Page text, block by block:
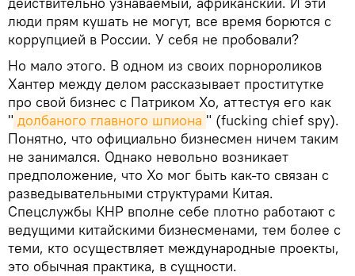
люди прям кушать не могут, все время борются с
коррупцией в России. У себя не пробовали?
Но мало этого. В одном из своих порнороликов
Хантер между делом рассказывает проститутке
про свой бизнес с Патриком Хо, аттестуя его как
" долбаного главного шпиона " (fucking chief spy).
Понятно, что официально бизнесмен ничем таким
не занимался. Однако невольно возникает
предположение, что Хо мог быть как-то связан с
разведывательными структурами Китая.
Спецслужбы КНР вполне себе плотно работают с
ведущими китайскими бизнесменами, тем более с
теми, кто осуществляет международные проекты,
это обычная практика, в сущности.